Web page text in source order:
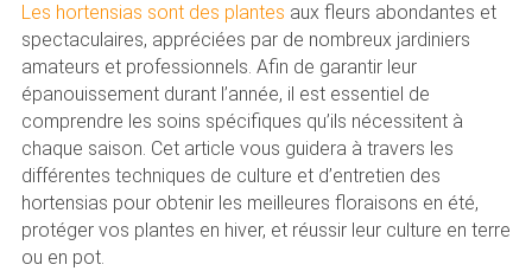
Les hortensias sont des plantes aux fleurs abondantes et
spectaculaires, appréciées par de nombreux jardiniers
amateurs et professionnels. Afin de garantir leur
épanouissement durant l’année, il est essentiel de
comprendre les soins spécifiques qu’ils nécessitent à
chaque saison. Cet article vous guidera à travers les
différentes techniques de culture et d’entretien des
hortensias pour obtenir les meilleures floraisons en été,
protéger vos plantes en hiver, et réussir leur culture en terre
ou en pot.